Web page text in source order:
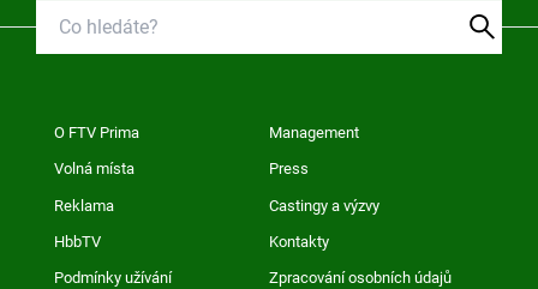
O FTV Prima Management
Volná místa Press
Reklama Castingy a výzvy
HbbTV Kontakty
Podmínky užívání Zpracování osobních údajů